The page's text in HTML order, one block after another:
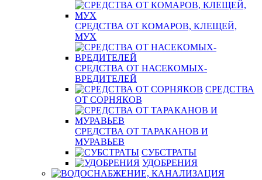
СРЕДСТВА ОТ КОМАРОВ, КЛЕЩЕЙ,
МУХ
СРЕДСТВА ОТ НАСЕКОМЫХ-
ВРЕДИТЕЛЕЙ
СРЕДСТВА
ОТ СОРНЯКОВ
СРЕДСТВА ОТ ТАРАКАНОВ И
МУРАВЬЕВ
СУБСТРАТЫ
УДОБРЕНИЯ